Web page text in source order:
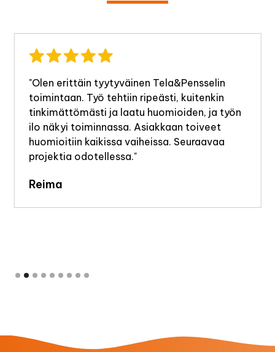
"Olen erittäin tyytyväinen Tela&Pensselin
toimintaan. Työ tehtiin ripeästi, kuitenkin
tinkimättömästi ja laatu huomioiden, ja työn
ilo näkyi toiminnassa. Asiakkaan toiveet
huomioitiin kaikissa vaiheissa. Seuraavaa
projektia odotellessa."
Reima
Slide 2 of 9.